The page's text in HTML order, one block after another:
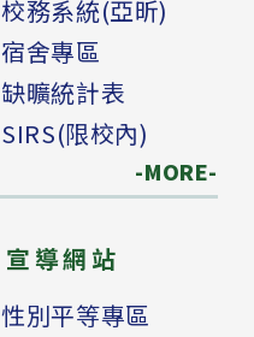
校務系統(亞昕)
宿舍專區
缺曠統計表
SIRS(限校內)
-MORE-
宣導網站
性別平等專區